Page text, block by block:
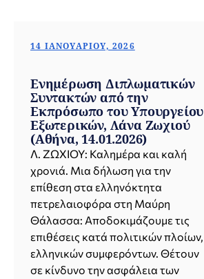
14 ΙΑΝΟΥΑΡΊΟΥ, 2026
Ενημέρωση Διπλωματικών
Συντακτών από την
Εκπρόσωπο του Υπουργείου
Εξωτερικών, Λάνα Ζωχιού
(Αθήνα, 14.01.2026)
Λ. ΖΩΧΙΟΥ: Καλημέρα και καλή
χρονιά. Μια δήλωση για την
επίθεση στα ελληνόκτητα
πετρελαιοφόρα στη Μαύρη
Θάλασσα: Αποδοκιμάζουμε τις
επιθέσεις κατά πολιτικών πλοίων,
ελληνικών συμφερόντων. Θέτουν
σε κίνδυνο την ασφάλεια των